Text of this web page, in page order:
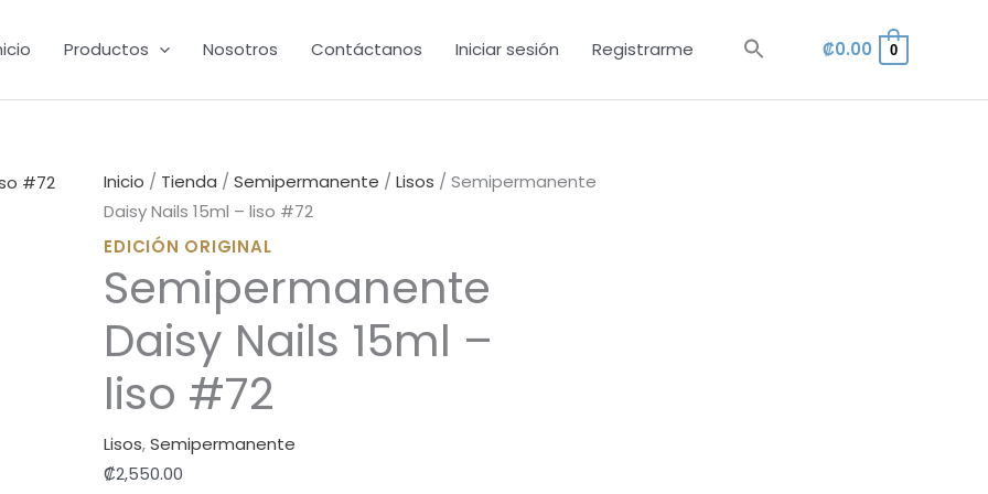
Productos Nosotros Contáctanos Iniciar sesión Registrarme ₡0.00 0
Inicio / Tienda /Semipermanente /Lisos / Semipermanente
Daisy Nails 15ml – liso #72
EDICIÓN ORIGINAL
Semipermanente
Daisy Nails 15ml –
liso #72
Lisos,Semipermanente
₡2,550.00
liso
cantidad